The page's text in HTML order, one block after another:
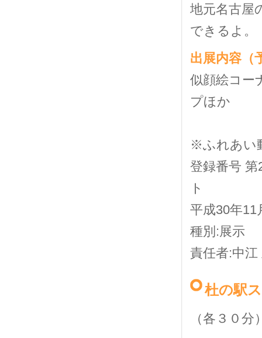
地元名古屋
できるよ。
出展内容（
似顔絵コー
プほか
※ふれあい
登録番号
ト
平成30年11
種別:展示
責任者:中江
杜の駅
（各３０分